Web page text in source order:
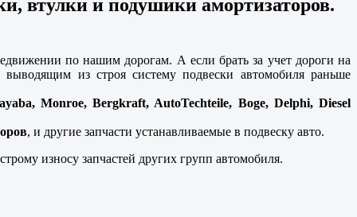
втулки и подушики амортизаторов.
по нашим дорогам. А если брать за учет дороги на
из строя систему подвески автомобиля раньше
Monroe, Bergkraft, AutoTechteile, Boge, Delphi, Diesel
, и другие запчасти устанавливаемые в подвеску авто.
износу запчастей других групп автомобиля.